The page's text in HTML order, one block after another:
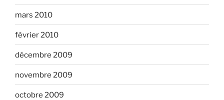
mars 2010
février 2010
décembre 2009
novembre 2009
octobre 2009